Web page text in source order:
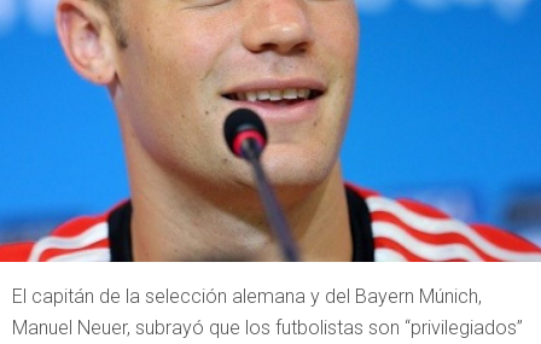
El capitán de la selección alemana y del Bayern Múnich,
Manuel Neuer, subrayó que los futbolistas son “privilegiados”